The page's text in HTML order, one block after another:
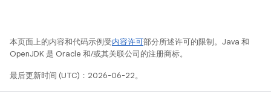
本页面上的内容和代码示例受内容许可部分所述许可的限制。Java 和
OpenJDK 是 Oracle 和/或其关联公司的注册商标。
最后更新时间 (UTC)：2026-06-22。